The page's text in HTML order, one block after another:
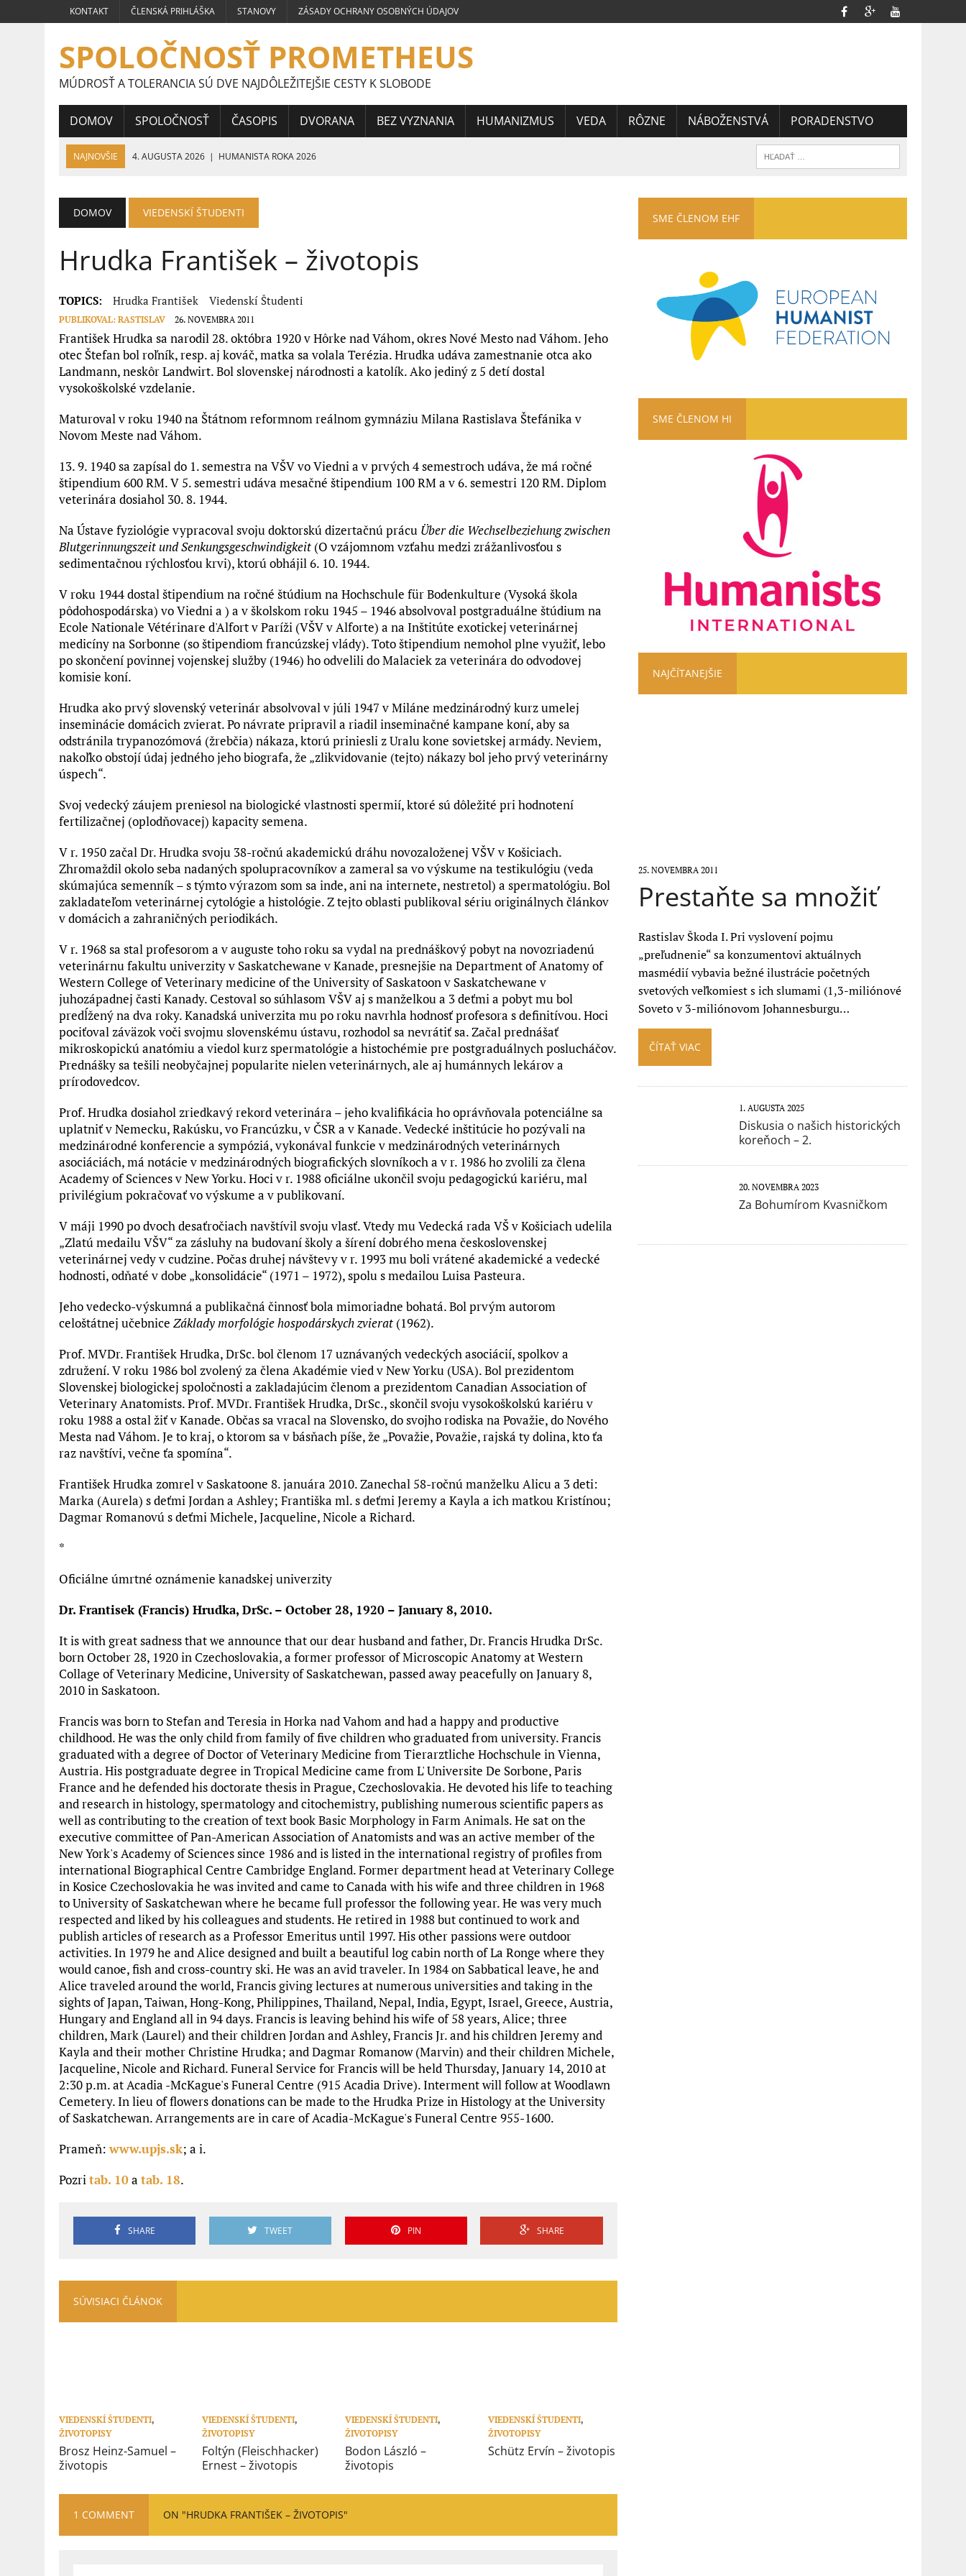
KONTAKT ČLENSKÁ PRIHLÁŠKA STANOVY ZÁSADY OCHRANY OSOBNÝCH ÚDAJOV
SPOLOČNOSŤ PROMETHEUS
MÚDROSŤ A TOLERANCIA SÚ DVE NAJDÔLEŽITEJŠIE CESTY K SLOBODE
DOMOV SPOLOČNOSŤ ČASOPIS DVORANA BEZ VYZNANIA HUMANIZMUS VEDA RÔZNE NÁBOŽENSTVÁ PORADENSTVO
NAJNOVŠIE 4. AUGUSTA 2026 | HUMANISTA ROKA 2026
16. JÚLA 2026 | VÍŤAZNÉ PRÁCE ŠTUDENTOV STREDNÝCH ŠKÔL CELOSLOVENSKEJ SÚŤAŽE ESEJÍ JÁNA HORÁRIKA 2026 – 3.
9. JÚLA 2026 |
VÍŤAZNÉ PRÁCE ŠTUDENTOV STREDNÝCH ŠKÔL CELOSLOVENSKEJ SÚŤAŽE ESEJÍ JÁNA HORÁRIKA 2026 – 2.
DOMOV VIEDENSKÍ ŠTUDENTI
Hrudka František – životopis
TOPICS: Hrudka František Viedenskí Študenti
PUBLIKOVAL: RASTISLAV 26. NOVEMBRA 2011
František Hrudka sa narodil 28. októbra 1920 v Hôrke nad Váhom, okres Nové Mesto nad Váhom. Jeho
otec Štefan bol roľník, resp. aj kováč, matka sa volala Terézia. Hrudka udáva zamestnanie otca ako
Landmann, neskôr Landwirt. Bol slovenskej národnosti a katolík. Ako jediný z 5 detí dostal
vysokoškolské vzdelanie.
Maturoval v roku 1940 na Štátnom reformnom reálnom gymnáziu Milana Rastislava Štefánika v
Novom Meste nad Váhom.
13. 9. 1940 sa zapísal do 1. semestra na VŠV vo Viedni a v prvých 4 semestroch udáva, že má ročné
štipendium 600 RM. V 5. semestri udáva mesačné štipendium 100 RM a v 6. semestri 120 RM. Diplom
veterinára dosiahol 30. 8. 1944.
Na Ústave fyziológie vypracoval svoju doktorskú dizertačnú prácu Über die Wechselbeziehung zwischen
Blutgerinnungszeit und Senkungsgeschwindigkeit (O vzájomnom vzťahu medzi zrážanlivosťou s
sedimentačnou rýchlosťou krvi), ktorú obhájil 6. 10. 1944.
V roku 1944 dostal štipendium na ročné štúdium na Hochschule für Bodenkulture (Vysoká škola
pôdohospodárska) vo Viedni a ) a v školskom roku 1945 – 1946 absolvoval postgraduálne štúdium na
Ecole Nationale Vétérinare d'Alfort v Paríži (VŠV v Alforte) a na Inštitúte exotickej veterinárnej
medicíny na Sorbonne (so štipendiom francúzskej vlády). Toto štipendium nemohol plne využiť, lebo
po skončení povinnej vojenskej služby (1946) ho odvelili do Malaciek za veterinára do odvodovej
komisie koní.
Hrudka ako prvý slovenský veterinár absolvoval v júli 1947 v Miláne medzinárodný kurz umelej
inseminácie domácich zvierat. Po návrate pripravil a riadil inseminačné kampane koní, aby sa
odstránila trypanozómová (žrebčia) nákaza, ktorú priniesli z Uralu kone sovietskej armády. Neviem,
nakoľko obstojí údaj jedného jeho biografa, že „zlikvidovanie (tejto) nákazy bol jeho prvý veterinárny
úspech“.
Svoj vedecký záujem preniesol na biologické vlastnosti spermií, ktoré sú dôležité pri hodnotení
fertilizačnej (oplodňovacej) kapacity semena.
V r. 1950 začal Dr. Hrudka svoju 38-ročnú akademickú dráhu novozaloženej VŠV v Košiciach.
Zhromaždil okolo seba nadaných spolupracovníkov a zameral sa vo výskume na testikulógiu (veda
skúmajúca semenník – s týmto výrazom som sa inde, ani na internete, nestretol) a spermatológiu. Bol
zakladateľom veterinárnej cytológie a histológie. Z tejto oblasti publikoval sériu originálnych článkov
v domácich a zahraničných periodikách.
V r. 1968 sa stal profesorom a v auguste toho roku sa vydal na prednáškový pobyt na novozriadenú
veterinárnu fakultu univerzity v Saskatchewane v Kanade, presnejšie na Department of Anatomy of
Western College of Veterinary medicine of the University of Saskatoon v Saskatchewane v
juhozápadnej časti Kanady. Cestoval so súhlasom VŠV aj s manželkou a 3 deťmi a pobyt mu bol
predĺžený na dva roky. Kanadská univerzita mu po roku navrhla hodnosť profesora s definitívou. Hoci
pociťoval záväzok voči svojmu slovenskému ústavu, rozhodol sa nevrátiť sa. Začal prednášať
mikroskopickú anatómiu a viedol kurz spermatológie a histochémie pre postgraduálnych poslucháčov.
Prednášky sa tešili neobyčajnej popularite nielen veterinárnych, ale aj humánnych lekárov a
prírodovedcov.
Prof. Hrudka dosiahol zriedkavý rekord veterinára – jeho kvalifikácia ho oprávňovala potenciálne sa
uplatniť v Nemecku, Rakúsku, vo Francúzku, v ČSR a v Kanade. Vedecké inštitúcie ho pozývali na
medzinárodné konferencie a sympóziá, vykonával funkcie v medzinárodných veterinárnych
asociáciách, má notácie v medzinárodných biografických slovníkoch a v r. 1986 ho zvolili za člena
Academy of Sciences v New Yorku. Hoci v r. 1988 oficiálne ukončil svoju pedagogickú kariéru, mal
privilégium pokračovať vo výskume a v publikovaní.
V máji 1990 po dvoch desaťročiach navštívil svoju vlasť. Vtedy mu Vedecká rada VŠ v Košiciach udelila
„Zlatú medailu VŠV“ za zásluhy na budovaní školy a šírení dobrého mena československej
veterinárnej vedy v cudzine. Počas druhej návštevy v r. 1993 mu boli vrátené akademické a vedecké
hodnosti, odňaté v dobe „konsolidácie“ (1971 – 1972), spolu s medailou Luisa Pasteura.
Jeho vedecko-výskumná a publikačná činnosť bola mimoriadne bohatá. Bol prvým autorom
celoštátnej učebnice Základy morfológie hospodárskych zvierat (1962).
Prof. MVDr. František Hrudka, DrSc. bol členom 17 uznávaných vedeckých asociácií, spolkov a
združení. V roku 1986 bol zvolený za člena Akadémie vied v New Yorku (USA). Bol prezidentom
Slovenskej biologickej spoločnosti a zakladajúcim členom a prezidentom Canadian Association of
Veterinary Anatomists. Prof. MVDr. František Hrudka, DrSc., skončil svoju vysokoškolskú kariéru v
roku 1988 a ostal žiť v Kanade. Občas sa vracal na Slovensko, do svojho rodiska na Považie, do Nového
Mesta nad Váhom. Je to kraj, o ktorom sa v básňach píše, že „Považie, Považie, rajská ty dolina, kto ťa
raz navštívi, večne ťa spomína“.
František Hrudka zomrel v Saskatoone 8. januára 2010. Zanechal 58-ročnú manželku Alicu a 3 deti:
Marka (Aurela) s deťmi Jordan a Ashley; Františka ml. s deťmi Jeremy a Kayla a ich matkou Kristínou;
Dagmar Romanovú s deťmi Michele, Jacqueline, Nicole a Richard.
*
Oficiálne úmrtné oznámenie kanadskej univerzity
Dr. Frantisek (Francis) Hrudka, DrSc. – October 28, 1920 – January 8, 2010.
It is with great sadness that we announce that our dear husband and father, Dr. Francis Hrudka DrSc.
born October 28, 1920 in Czechoslovakia, a former professor of Microscopic Anatomy at Western
Collage of Veterinary Medicine, University of Saskatchewan, passed away peacefully on January 8,
2010 in Saskatoon.
Francis was born to Stefan and Teresia in Horka nad Vahom and had a happy and productive
childhood. He was the only child from family of five children who graduated from university. Francis
graduated with a degree of Doctor of Veterinary Medicine from Tierarztliche Hochschule in Vienna,
Austria. His postgraduate degree in Tropical Medicine came from L' Universite De Sorbone, Paris
France and he defended his doctorate thesis in Prague, Czechoslovakia. He devoted his life to teaching
and research in histology, spermatology and citochemistry, publishing numerous scientific papers as
well as contributing to the creation of text book Basic Morphology in Farm Animals. He sat on the
executive committee of Pan-American Association of Anatomists and was an active member of the
New York's Academy of Sciences since 1986 and is listed in the international registry of profiles from
international Biographical Centre Cambridge England. Former department head at Veterinary College
in Kosice Czechoslovakia he was invited and came to Canada with his wife and three children in 1968
to University of Saskatchewan where he became full professor the following year. He was very much
respected and liked by his colleagues and students. He retired in 1988 but continued to work and
publish articles of research as a Professor Emeritus until 1997. His other passions were outdoor
activities. In 1979 he and Alice designed and built a beautiful log cabin north of La Ronge where they
would canoe, fish and cross-country ski. He was an avid traveler. In 1984 on Sabbatical leave, he and
Alice traveled around the world, Francis giving lectures at numerous universities and taking in the
sights of Japan, Taiwan, Hong-Kong, Philippines, Thailand, Nepal, India, Egypt, Israel, Greece, Austria,
Hungary and England all in 94 days. Francis is leaving behind his wife of 58 years, Alice; three
children, Mark (Laurel) and their children Jordan and Ashley, Francis Jr. and his children Jeremy and
Kayla and their mother Christine Hrudka; and Dagmar Romanow (Marvin) and their children Michele,
Jacqueline, Nicole and Richard. Funeral Service for Francis will be held Thursday, January 14, 2010 at
2:30 p.m. at Acadia -McKague's Funeral Centre (915 Acadia Drive). Interment will follow at Woodlawn
Cemetery. In lieu of flowers donations can be made to the Hrudka Prize in Histology at the University
of Saskatchewan. Arrangements are in care of Acadia-McKague's Funeral Centre 955-1600.
Prameň:www.upjs.sk; a i.
Pozritab. 10a tab. 18.
SHARE TWEET PIN SHARE
SÚVISIACI ČLÁNOK
VIEDENSKÍ ŠTUDENTI,
ŽIVOTOPISY
Brosz Heinz-Samuel –
životopis
VIEDENSKÍ ŠTUDENTI,
ŽIVOTOPISY
Foltýn (Fleischhacker)
Ernest – životopis
VIEDENSKÍ ŠTUDENTI,
ŽIVOTOPISY
Bodon László –
životopis
VIEDENSKÍ ŠTUDENTI,
ŽIVOTOPISY
Schütz Ervín – životopis
1 COMMENT ON "HRUDKA FRANTIŠEK – ŽIVOTOPIS"
SME ČLENOM EHF
SME ČLENOM HI
NAJČÍTANEJŠIE
25. NOVEMBRA 2011
Prestaňte sa množiť
Rastislav Škoda I. Pri vyslovení pojmu
„preľudnenie“ sa konzumentovi aktuálnych
masmédií vybavia bežné ilustrácie početných
svetových veľkomiest s ich slumami (1,3-miliónové
Soveto v 3-miliónovom Johannesburgu…
ČÍTAŤ VIAC
1. AUGUSTA 2025
Diskusia o našich historických
koreňoch – 2.
20. NOVEMBRA 2023
Za Bohumírom Kvasničkom